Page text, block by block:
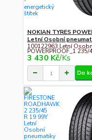
NOKIAN TYRES
Letní Osobní
100122963 Letní
POWERPROOF_1 235/
3 430 Kč/Ks
Do